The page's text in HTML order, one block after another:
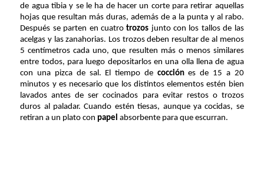
de agua tibia y se le ha de hacer un corte para retirar aquellas
hojas que resultan más duras, además de a la punta y al rabo.
Después se parten en cuatrotrozos junto con los tallos de las
acelgas y las zanahorias. Los trozos deben resultar de al menos
5 centímetros cada uno, que resulten más o menos similares
entre todos, para luego depositarlos en una olla llena de agua
con una pizca de sal. El tiempo decocciónes de 15 a 20
minutos y es necesario que los distintos elementos estén bien
lavados antes de ser cocinados para evitar restos o trozos
duros al paladar. Cuando estén tiesas, aunque ya cocidas, se
retiran a un plato conpapelabsorbente para que escurran.